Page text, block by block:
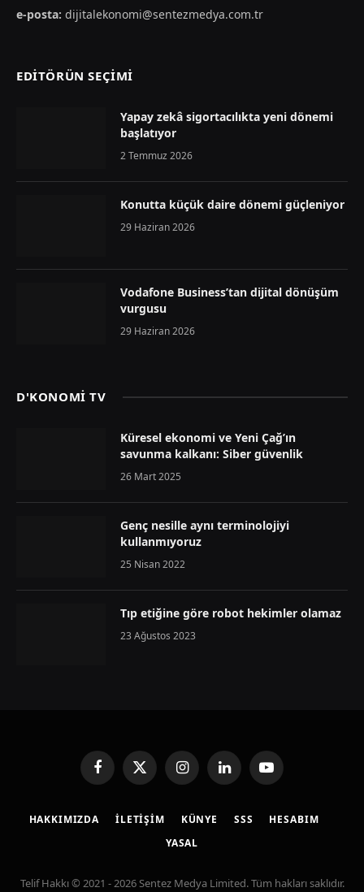
e-posta: dijitalekonomi@sentezmedya.com.tr
EDİTÖRÜN SEÇİMİ
Yapay zekâ sigortacılıkta yeni dönemi
başlatıyor
2 Temmuz 2026
Konutta küçük daire dönemi güçleniyor
29 Haziran 2026
Vodafone Business’tan dijital dönüşüm
vurgusu
29 Haziran 2026
D'KONOMİ TV
Küresel ekonomi ve Yeni Çağ’ın
savunma kalkanı: Siber güvenlik
26 Mart 2025
Genç nesille aynı terminolojiyi
kullanmıyoruz
25 Nisan 2022
Tıp etiğine göre robot hekimler olamaz
23 Ağustos 2023
FacebookX
(Twitter)
InstagramLinkedInYouTube
HAKKIMIZDA İLETIŞIM KÜNYE SSS
HESABIM
YASAL
Telif Hakkı © 2021 - 2026 Sentez Medya Limited. Tüm hakları saklıdır.